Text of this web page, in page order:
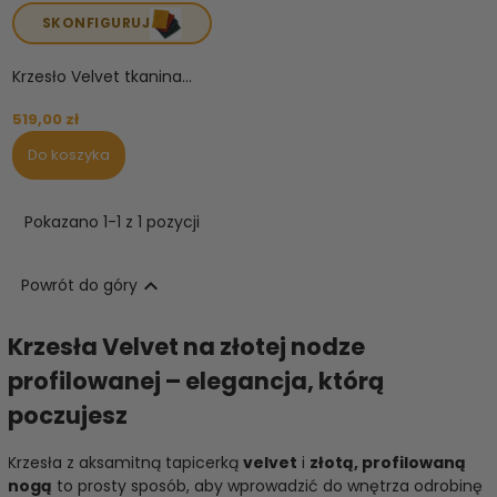
SKONFIGURUJ
Krzesło Velvet tkanina...
519,00 zł
Do koszyka
Pokazano 1-1 z 1 pozycji
Powrót do góry 
Krzesła Velvet na złotej nodze
profilowanej – elegancja, którą
poczujesz
Krzesła z aksamitną tapicerką velvet i złotą, profilowaną
nogą to prosty sposób, aby wprowadzić do wnętrza odrobinę